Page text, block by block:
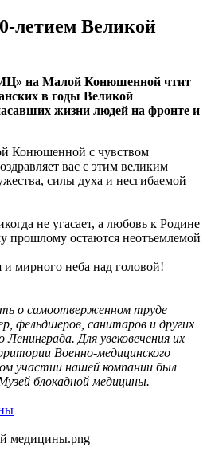
летием Великой
на Малой Конюшенной чтит
в годы Великой
жизни людей на фронте и
Конюшенной с чувством
вас с этим великим
силы духа и несгибаемой
не угасает, а любовь к Родине
прошлому остаются неотъемлемой
и мирного неба над головой!
о самоотверженном труде
фельдшеров, санитаров и других
Ленинграда. Для увековечения их
Военно-медицинского
участии нашей компании был
блокадной медицины.